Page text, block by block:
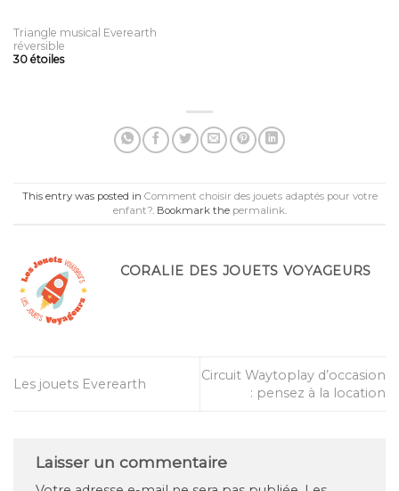
Triangle musical Everearth
réversible
30 étoiles
This entry was posted in Comment choisir des jouets adaptés pour votre
enfant?. Bookmark the permalink
CORALIE DES JOUETS VOYAGEURS
Les jouets Everearth
Circuit Waytoplay d’occasion
: pensez à la location
Laisser un commentaire